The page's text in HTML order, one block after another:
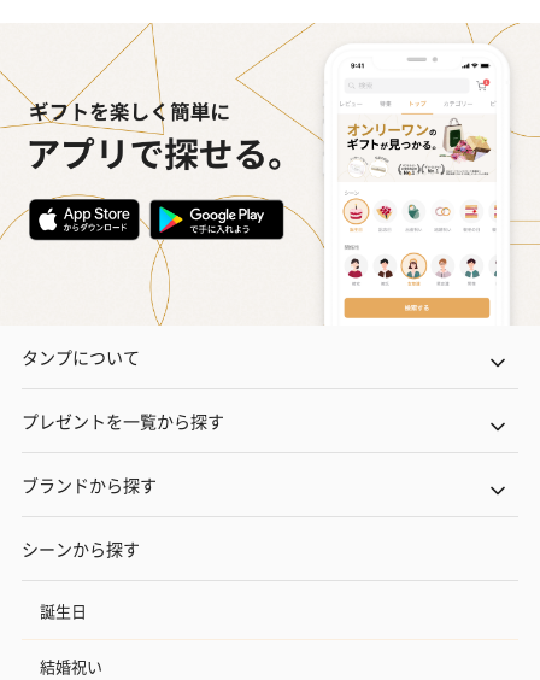
タンプについて
プレゼントを一覧から探す
ブランドから探す
シーンから探す
誕生日
結婚祝い